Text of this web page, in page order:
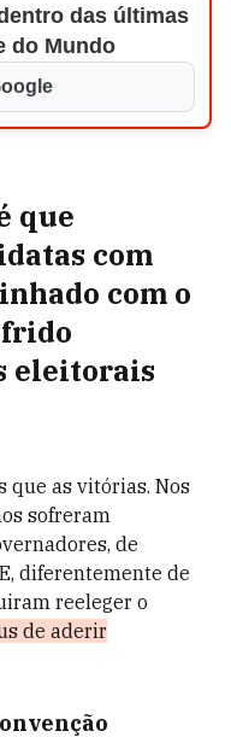
das últimas
do Mundo
que
com
com o
eleitorais
que as vitórias. Nos
sofreram
de
diferentemente de
reeleger o
de aderir